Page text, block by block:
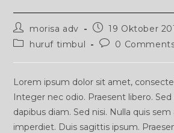
Post
author:
morisa adv
Post
published:
19 Oktober
Posthuruf timbul
Post
0
Lorem ipsum dolor sit amet,
Integer nec odio. Praesent libero.
dapibus diam. Sed nisi. Nulla quis
imperdiet. Duis sagittis ipsum.